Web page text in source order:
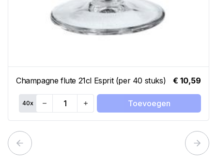
Champagne flute 21cl Esprit (per 40 stuks) € 10,59
40x
Quantity
Toevoegen
Previous slide Next